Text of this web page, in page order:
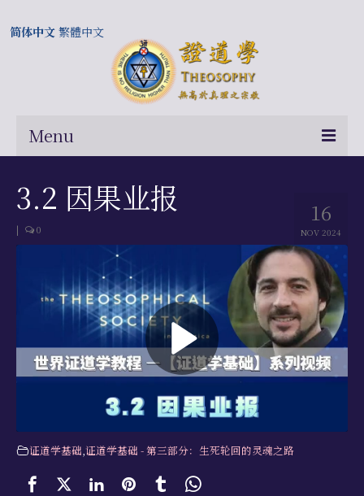
Menu
关于我们
常问问题
总部及历届会长
相关国际网站
伍廷芳与证道学在中国的历史
学习资源
书籍目录
视频资源
文献档案
16
NOV 2024
3.2 因果业报
| 0
证道学基础 证道学基础 - 第三部分：生死轮回的灵魂之路
简体中文 繁體中文